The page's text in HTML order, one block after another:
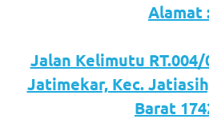
Here
loanswatches.com.
Alamat
Jalan Kelimutu RT.004/
Jatimekar, Kec.
Barat